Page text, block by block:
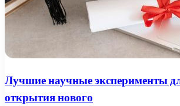
Лучшие научные эксперименты
открытия нового